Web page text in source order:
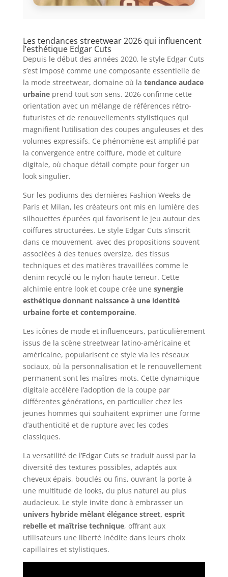
Les tendances streetwear 2026 qui influencent
l’esthétique Edgar Cuts
Depuis le début des années 2020, le style Edgar Cuts
s’est imposé comme une composante essentielle de
la mode streetwear, domaine où la tendance audace
urbaineprend tout son sens. 2026 confirme cette
orientation avec un mélange de références rétro-
futuristes et de renouvellements stylistiques qui
magnifient l’utilisation des coupes anguleuses et des
volumes expressifs. Ce phénomène est amplifié par
la convergence entre coiffure, mode et culture
digitale, où chaque détail compte pour forger un
look singulier.
Sur les podiums des dernières Fashion Weeks de
Paris et Milan, les créateurs ont mis en lumière des
silhouettes épurées qui favorisent le jeu autour des
coiffures structurées. Le style Edgar Cuts s’inscrit
dans ce mouvement, avec des propositions souvent
associées à des tenues oversize, des tissus
techniques et des matières travaillées comme le
denim recyclé ou le nylon haute teneur. Cette
alchimie entre look et coupe crée une synergie
esthétique donnant naissance à une identité
urbaine forte et contemporaine.
Les icônes de mode et influenceurs, particulièrement
issus de la scène streetwear latino-américaine et
américaine, popularisent ce style via les réseaux
sociaux, où la personnalisation et le renouvellement
permanent sont les maîtres-mots. Cette dynamique
digitale accélère l’adoption de la coupe par
différentes générations, en particulier chez les
jeunes hommes qui souhaitent exprimer une forme
d’authenticité et de rupture avec les codes
classiques.
La versatilité de l’Edgar Cuts se traduit aussi par la
diversité des textures possibles, adaptés aux
cheveux épais, bouclés ou fins, ouvrant la porte à
une multitude de looks, du plus naturel au plus
audacieux. Le style invite donc à embrasser un
univers hybride mêlant élégance street, esprit
rebelle et maîtrise technique, offrant aux
utilisateurs une liberté inédite dans leurs choix
capillaires et stylistiques.